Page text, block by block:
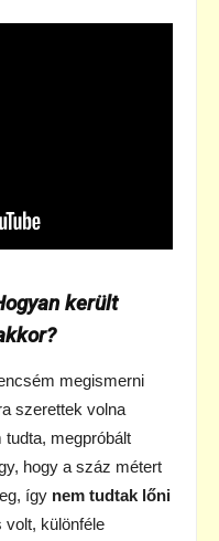
került
megismerni
szerettek volna
tudta, megpróbált
hogy a száz métert
így nem tudtak lőni
különféle